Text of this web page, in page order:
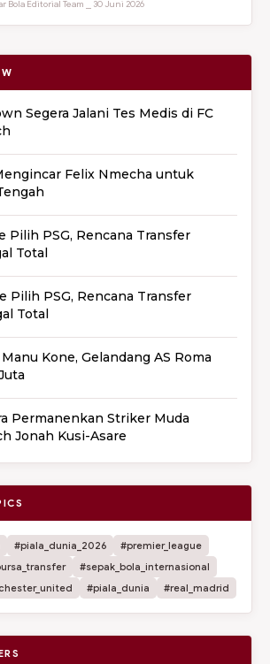
Bola Editorial Team ⎯ 30 Juni 2026
Segera Jalani Tes Medis di FC
Felix Nmecha untuk
Pilih PSG, Rencana Transfer
Total
Pilih PSG, Rencana Transfer
Total
Kone, Gelandang AS Roma
Permanenkan Striker Muda
Jonah Kusi-Asare
#piala_dunia_2026
#premier_league
#sepak_bola_internasional
#piala_dunia #real_madrid